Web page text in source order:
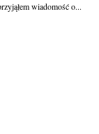
wiadomość o...